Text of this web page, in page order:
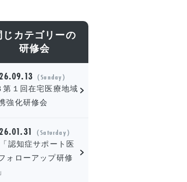
じカテゴリーの
研修会
（Sunday）
第１回在宅医療地域
強化研修会
（Saturday）
認知症サポート医
ォローアップ研修